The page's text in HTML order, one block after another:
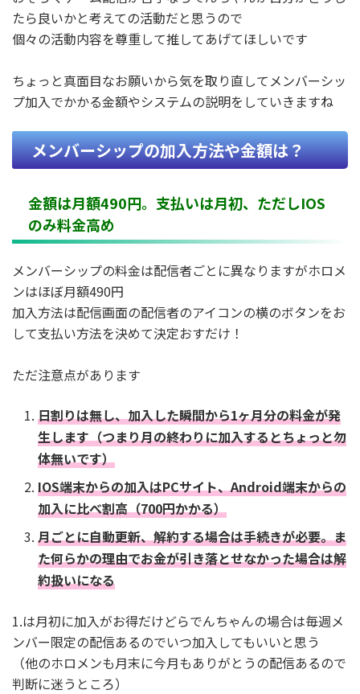
たら良いかと考えての活動だと思うので
個々の活動内容を尊重して推してあげてほしいです
ちょっと真面目なお願いから気を取り直してメンバーシッ
プ加入でかかる金額やシステムの説明をしていきますね
メンバーシップの加入方法や金額は？
金額は月額490円。支払いは月初、ただしIOS
のみ料金高め
メンバーシップの料金は配信者ごとに異なりますがホロメ
ンはほぼ月額490円
加入方法は配信画面の配信者のアイコンの横のボタンをお
して支払い方法を決めて決定おすだけ！
ただ注意点があります
日割りは無し、加入した瞬間から1ヶ月分の料金が発
生します（つまり月の終わりに加入するとちょっと勿
体無いです）
IOS端末からの加入はPCサイト、Android端末からの
加入に比べ割高（700円かかる）
月ごとに自動更新、解約する場合は手続きが必要。ま
た何らかの理由でお金が引き落とせなかった場合は解
約扱いになる
1.は月初に加入がお得だけどらでんちゃんの場合は毎週メ
ンバー限定の配信あるのでいつ加入してもいいと思う
（他のホロメンも月末に今月もありがとうの配信あるので
判断に迷うところ）